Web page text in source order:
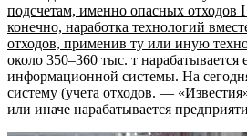
подсчетам, именно опасных отходов
конечно, наработка технологий
отходов, применив ту или иную
около 350–360 тыс. т
информационной системы. На
систему (учета отходов. —
или иначе нарабатывается